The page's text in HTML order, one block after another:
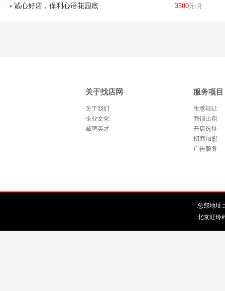
万【土猪鸡鸭肉档】诚心转
诚心好店，保利心语花园底 3500元/月
关于找店网
关于我们
企业文化
诚聘英才
服务项目
生意转让
商铺出租
开店选址
招商加盟
广告服务
总部地址:
北京旺玲